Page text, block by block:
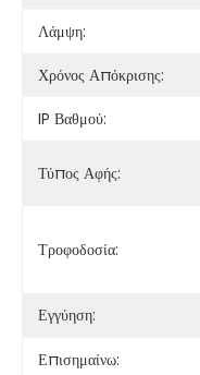
Λάμψη:
Χρόνος Απόκρισης:
IP Βαθμού:
Τύπος Αφής:
Τροφοδοσία:
Εγγύηση:
Επισημαίνω: